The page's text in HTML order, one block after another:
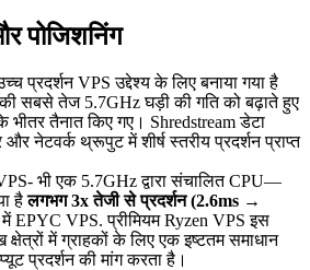
पोजिशनिंग
प्रदर्शन VPS उद्देश्य के लिए बनाया गया है
सबसे तेज 5.7GHz घड़ी की गति को बढ़ाते हुए
तैनात किए गए। Shredstream डेटा
और नेटवर्क थ्रूपुट में शीर्ष स्तरीय प्रदर्शन प्राप्त
भी एक 5.7GHz द्वारा संचालित CPU—
हैलगभग 3x तेजी से प्रदर्शन (2.6ms →
EPYC VPS. प्रीमियम Ryzen VPS इस
क्षेत्रों में ग्राहकों के लिए एक इष्टतम समाधान
प्रदर्शन की मांग करता है।